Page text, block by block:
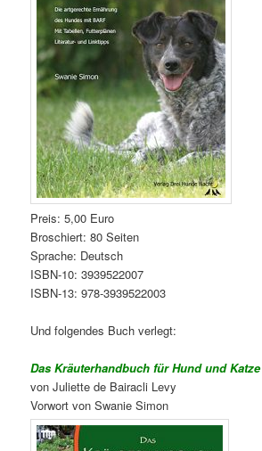
Preis: 5,00 Euro
Broschiert: 80 Seiten
Sprache: Deutsch
ISBN-10: 3939522007
ISBN-13: 978-3939522003
Und folgendes Buch verlegt:
Das Kräuterhandbuch für Hund und Katze
von Juliette de Bairacli Levy
Vorwort von Swanie Simon